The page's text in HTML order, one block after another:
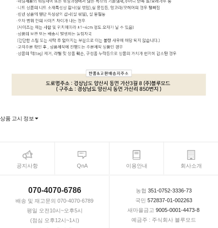
상품 고시 정보
공지사항 QnA 이용안내 회사소개
070-4070-6786
배송 및 재고문의 070-4070-6789
평일 오전10시~오후5시
(점심 오후12시~1시)
농협 351-0752-3336-73
국민 572837-01-002263
새마을금고 9005-0001-4473-8
예금주 : 주식회사 블루모드